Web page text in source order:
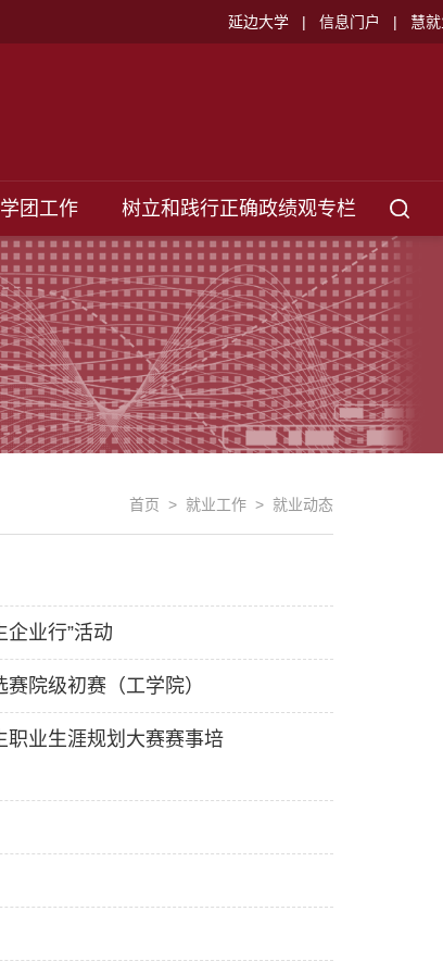
延边大学 | 信息门户 | 慧
学团工作 树立和践行正确政绩观专栏
首页 > 就业工作 > 就业动态
业行”活动
院级初赛（工学院）
职业生涯规划大赛赛事培